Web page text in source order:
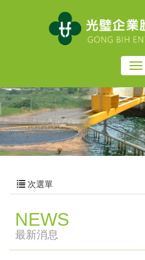
次選單
NEWS
最新消息